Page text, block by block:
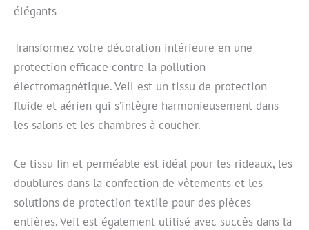
élégants
Transformez votre décoration intérieure en une
protection efficace contre la pollution
électromagnétique. Veil est un tissu de protection
fluide et aérien qui s’intègre harmonieusement dans
les salons et les chambres à coucher.
Ce tissu fin et perméable est idéal pour les rideaux, les
doublures dans la confection de vêtements et les
solutions de protection textile pour des pièces
entières. Veil est également utilisé avec succès dans la